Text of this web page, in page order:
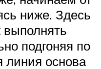
ниже. Здесь
подгоняя по
линия основа